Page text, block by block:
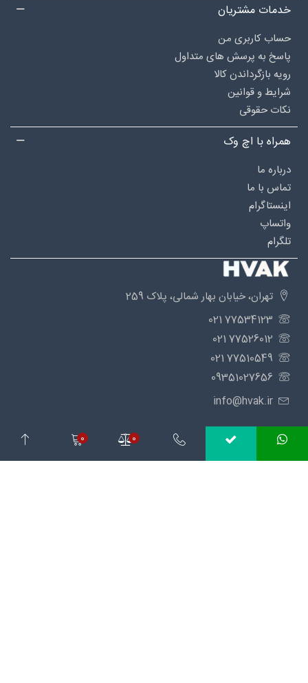
خدمات مشتریان
حساب کاربری من
پاسخ به پرسش های متداول
رویه بازگرداندن کالا
شرایط و قوانین
نکات حقوقی
همراه با اچ وک
درباره‌ ما
تماس با ما
اینستاگرام
واتساپ
تلگرام
تهران، خیابان بهار شمالی، پلاک 259
77534123 021
77526012 021
77510549 021
09351027656
info@hvak.ir
0
0